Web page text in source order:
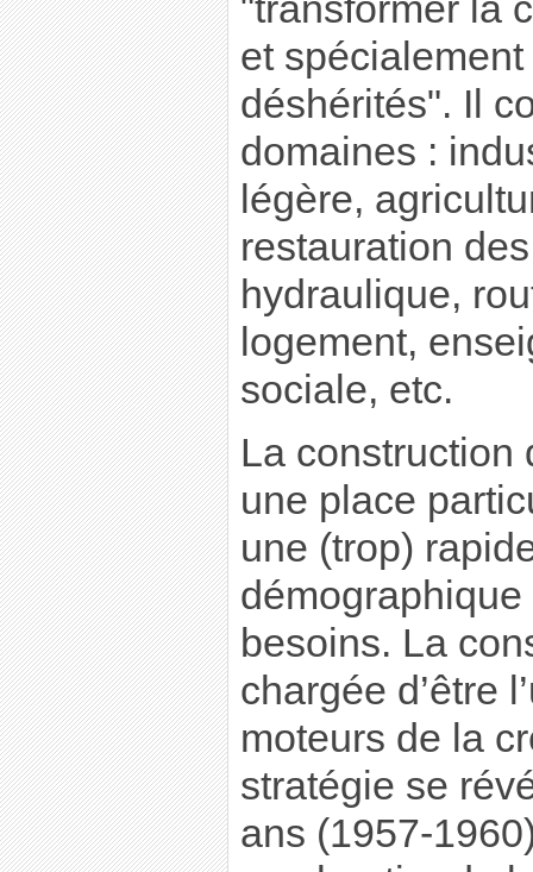
et
déshérités". Il
domaines :
légère,
restauration
hydraulique,
logement,
sociale, etc.
La construction
une place
une (trop)
démographique
besoins. La
chargée d’être
moteurs de la
stratégie se
ans (1957-